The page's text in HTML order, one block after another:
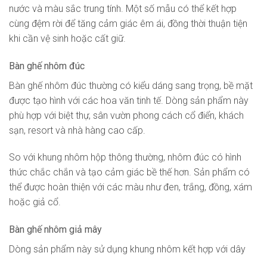
nước và màu sắc trung tính. Một số mẫu có thể kết hợp
cùng đệm rời để tăng cảm giác êm ái, đồng thời thuận tiện
khi cần vệ sinh hoặc cất giữ.
Bàn ghế nhôm đúc
Bàn ghế nhôm đúc thường có kiểu dáng sang trọng, bề mặt
được tạo hình với các hoa văn tinh tế. Dòng sản phẩm này
phù hợp với biệt thự, sân vườn phong cách cổ điển, khách
sạn, resort và nhà hàng cao cấp.
So với khung nhôm hộp thông thường, nhôm đúc có hình
thức chắc chắn và tạo cảm giác bề thế hơn. Sản phẩm có
thể được hoàn thiện với các màu như đen, trắng, đồng, xám
hoặc giả cổ.
Bàn ghế nhôm giả mây
Dòng sản phẩm này sử dụng khung nhôm kết hợp với dây